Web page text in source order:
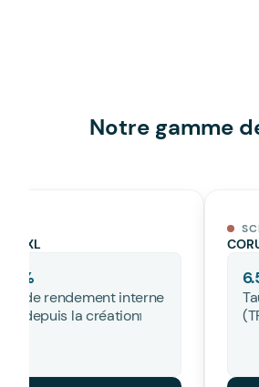
Notre gamme
XL
%
de rendement interne
depuis la création